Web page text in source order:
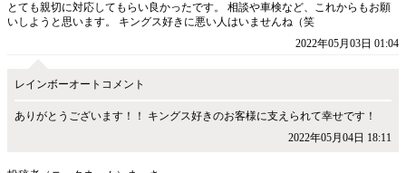
とても親切に対応してもらい良かったです。 相談や車検など、これからもお願
いしようと思います。 キングス好きに悪い人はいませんね（笑
2022年05月03日 01:04
レインボーオートコメント
ありがとうございます！！ キングス好きのお客様に支えられて幸せです！
2022年05月04日 18:11